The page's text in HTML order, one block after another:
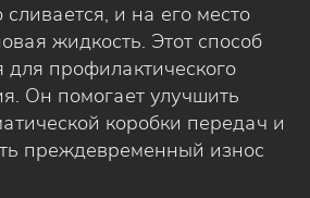
сливается, и на его место
жидкость. Этот способ
для профилактического
Он помогает улучшить
коробки передач и
преждевременный износ